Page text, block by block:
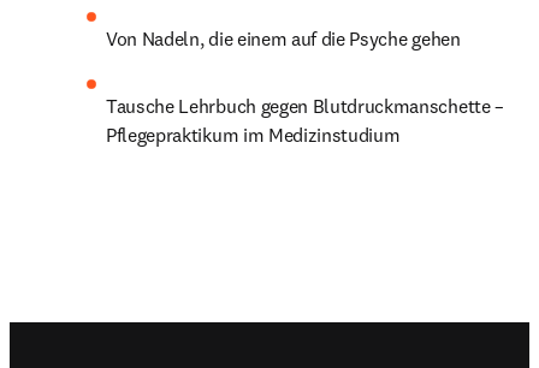
Von Nadeln, die einem auf die Psyche gehen
Tausche Lehrbuch gegen Blutdruckmanschette –
Pflegepraktikum im Medizinstudium